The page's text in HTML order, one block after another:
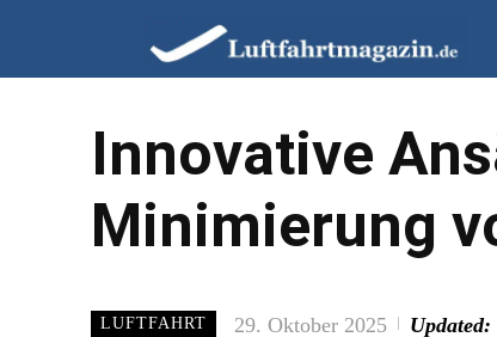
Innovative
Minimierung
LUFTFAHRT 29. Oktober 2025 Updated: